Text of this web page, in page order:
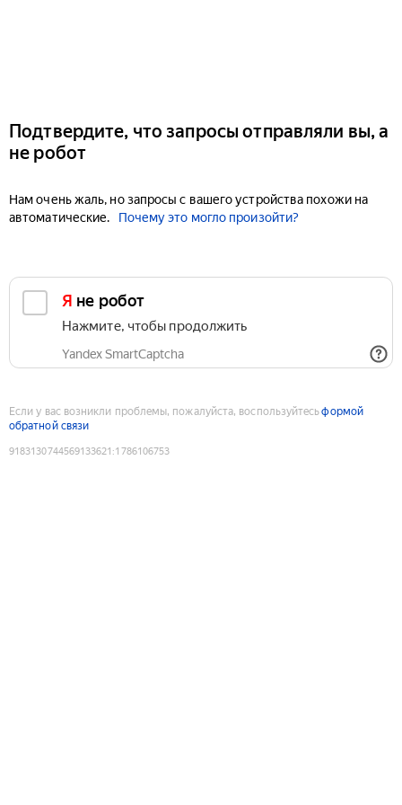
Подтвердите, что запросы отправляли вы, а
не робот
Нам очень жаль, но запросы с вашего устройства похожи на
автоматические.
Почему это могло произойти?
Я не робот
Нажмите, чтобы продолжить
Yandex SmartCaptcha
Если у вас возникли проблемы, пожалуйста, воспользуйтесьформой
обратной связи
9183130744569133621 :1786106753